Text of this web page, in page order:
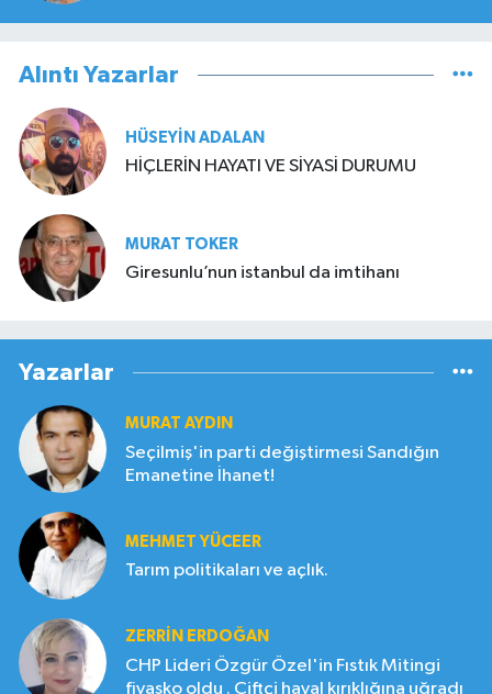
Alıntı Yazarlar
HÜSEYIN ADALAN
HİÇLERİN HAYATI VE SİYASİ DURUMU
MURAT TOKER
Giresunlu’nun istanbul da imtihanı
Yazarlar
MURAT AYDIN
Seçilmiş'in parti değiştirmesi Sandığın
Emanetine İhanet!
MEHMET YÜCEER
Tarım politikaları ve açlık.
ZERRIN ERDOĞAN
CHP Lideri Özgür Özel'in Fıstık Mitingi
fiyasko oldu . Çiftçi hayal kırıklığına uğradı